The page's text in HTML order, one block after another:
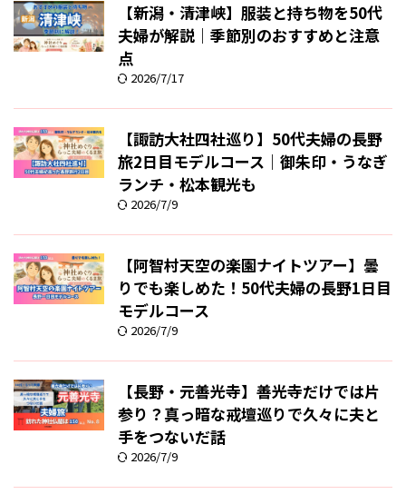
【新潟・清津峡】服装と持ち物を50代
夫婦が解説｜季節別のおすすめと注意
点
2026/7/17
【諏訪大社四社巡り】50代夫婦の長野
旅2日目モデルコース｜御朱印・うなぎ
ランチ・松本観光も
2026/7/9
【阿智村天空の楽園ナイトツアー】曇
りでも楽しめた！50代夫婦の長野1日目
モデルコース
2026/7/9
【長野・元善光寺】善光寺だけでは片
参り？真っ暗な戒壇巡りで久々に夫と
手をつないだ話
2026/7/9